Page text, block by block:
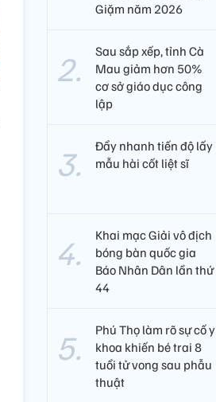
Giặm năm 2026
Sau sắp xếp, tỉnh Cà
Mau giảm hơn 50%
cơ sở giáo dục công
lập
Đẩy nhanh tiến độ lấy
mẫu hài cốt liệt sĩ
Khai mạc Giải vô địch
bóng bàn quốc gia
Báo Nhân Dân lần thứ
44
Phú Thọ làm rõ sự cố y
khoa khiến bé trai 8
tuổi tử vong sau phẫu
thuật